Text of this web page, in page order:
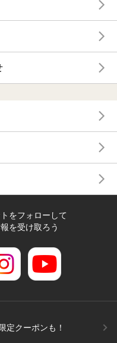
をフォローして
を受け取ろう
定クーポンも！